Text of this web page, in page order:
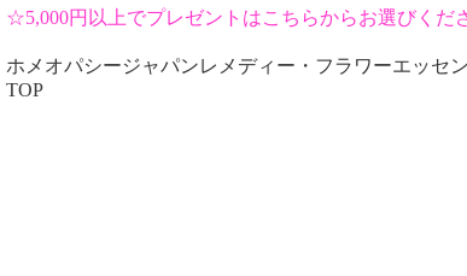
☆5,000円以上でプレゼントはこちらからお選びくだ
ホメオパシージャパンレメディー・フラワーエッセ
TOP